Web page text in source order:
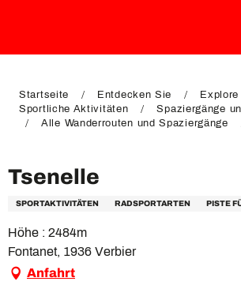
EN
Startseite Entdecken Sie
Sportliche Aktivitäten
Spaziergänge
Alle Wanderrouten und Spaziergänge
Tsenelle
SPORTAKTIVITÄTEN RADSPORTARTEN PISTE
Höhe : 2484m
Fontanet, 1936 Verbier
Anfahrt